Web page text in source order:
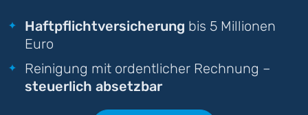
Haftpflichtversicherung bis 5 Millionen
Euro
Reinigung mit ordentlicher Rechnung –
steuerlich absetzbar